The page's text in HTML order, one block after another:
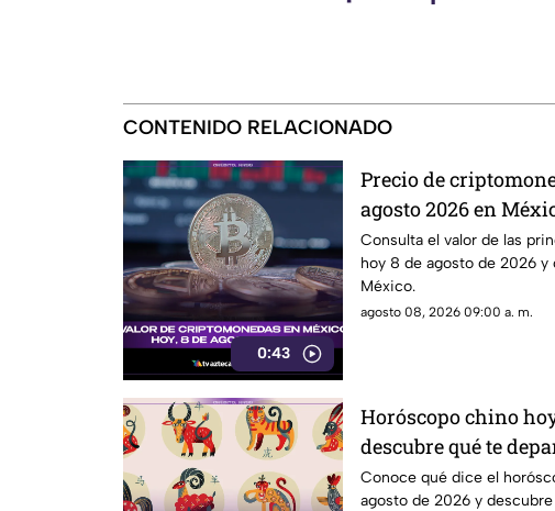
CONTENIDO RELACIONADO
0:43
Precio de
agosto 2026 en
valen
Consulta el valor de las
hoy 8 de agosto de 2026
México.
agosto 08, 2026 09:00 a. m.
Horóscopo chino
descubre qué te
tu signo
Conoce qué dice el
agosto de 2026 y